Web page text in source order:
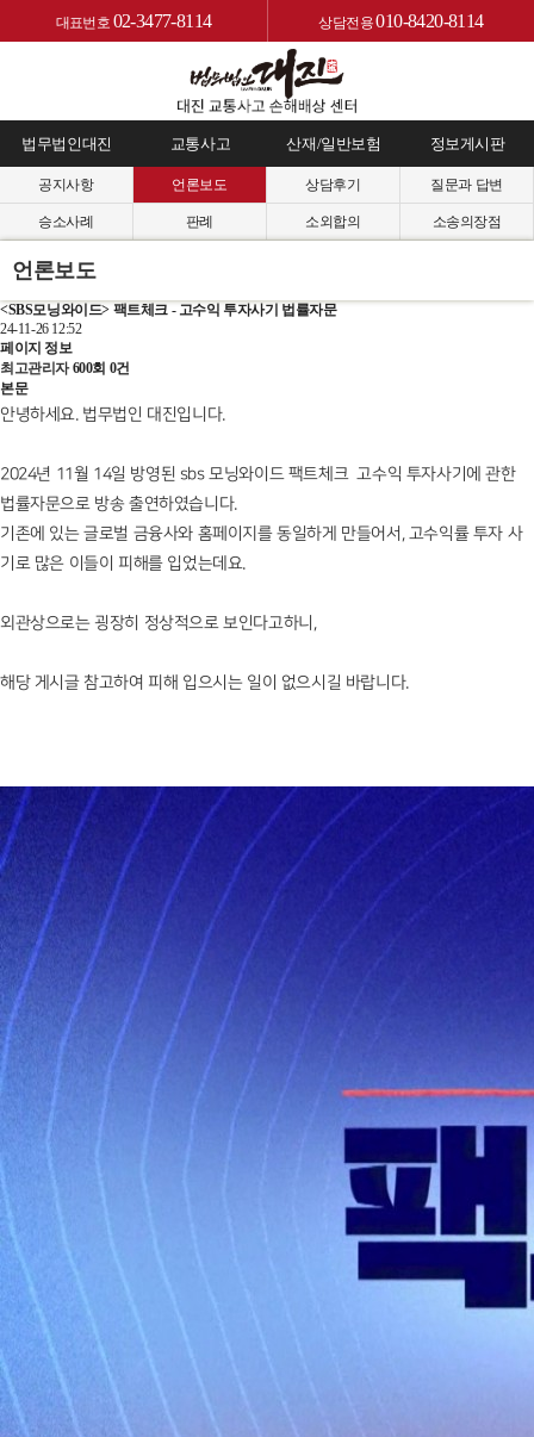
대표번호 02-3477-8114 상담전용010-8420-8114
법무법인대진 교통사고 산재/일반보험 정보게시판
공지사항 언론보도 상담후기 질문과 답변
승소사례 판례 소외합의 소송의장점
언론보도
<SBS모닝와이드> 팩트체크 - 고수익 투자사기 법률자문
24-11-26 12:52
페이지 정보
최고관리자 600회 0건
본문
안녕하세요. 법무법인 대진입니다.
2024년 11월 14일 방영된 sbs 모닝와이드 팩트체크 고수익 투자사기에 관한
법률자문으로 방송 출연하였습니다.
기존에 있는 글로벌 금융사와 홈페이지를 동일하게 만들어서, 고수익률 투자 사
기로 많은 이들이 피해를 입었는데요.
외관상으로는 굉장히 정상적으로 보인다고하니,
해당 게시글 참고하여 피해 입으시는 일이 없으시길 바랍니다.